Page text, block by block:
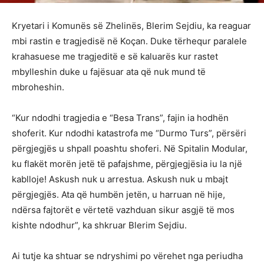
Kryetari i Komunës së Zhelinës, Blerim Sejdiu, ka reaguar
mbi rastin e tragjedisë në Koçan. Duke tërhequr paralele
krahasuese me tragjeditë e së kaluarës kur rastet
mbylleshin duke u fajësuar ata që nuk mund të
mbroheshin.
“Kur ndodhi tragjedia e “Besa Trans”, fajin ia hodhën
shoferit. Kur ndodhi katastrofa me “Durmo Turs”, përsëri
përgjegjës u shpall poashtu shoferi. Në Spitalin Modular,
ku flakët morën jetë të pafajshme, përgjegjësia iu la një
kablloje! Askush nuk u arrestua. Askush nuk u mbajt
përgjegjës. Ata që humbën jetën, u harruan në hije,
ndërsa fajtorët e vërtetë vazhduan sikur asgjë të mos
kishte ndodhur”, ka shkruar Blerim Sejdiu.
Ai tutje ka shtuar se ndryshimi po vërehet nga periudha